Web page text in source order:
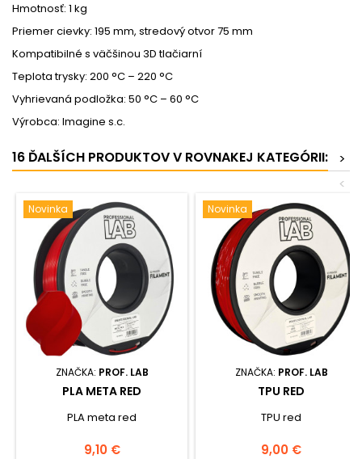
Hmotnosť: 1 kg
Priemer cievky: 195 mm, stredový otvor 75 mm
Kompatibilné s väčšinou 3D tlačiarní
Teplota trysky: 200 °C – 220 °C
Vyhrievaná podložka: 50 °C – 60 °C
Výrobca: Imagine s.c.
16 ĎALŠÍCH PRODUKTOV V ROVNAKEJ KATEGÓRII:
>
<
Novinka
ZNAČKA: PROF. LAB
PLA META RED
PLA meta red
Cena
9,10 €
Novinka
ZNAČKA: PROF. LAB
TPU RED
TPU red
Cena
9,00 €